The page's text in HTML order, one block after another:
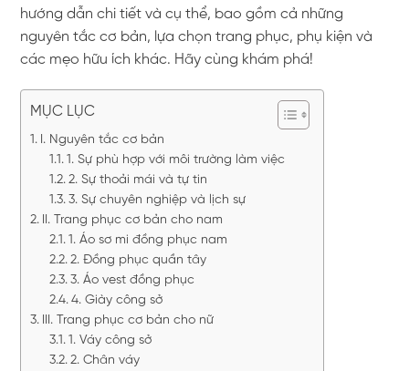
hướng dẫn chi tiết và cụ thể, bao gồm cả những
nguyên tắc cơ bản, lựa chọn trang phục, phụ kiện và
các mẹo hữu ích khác. Hãy cùng khám phá!
MỤC LỤC
I. Nguyên tắc cơ bản
1. Sự phù hợp với môi trường làm việc
2. Sự thoải mái và tự tin
3. Sự chuyên nghiệp và lịch sự
II. Trang phục cơ bản cho nam
1. Áo sơ mi đồng phục nam
2. Đồng phục quần tây
3. Áo vest đồng phục
4. Giày công sở
III. Trang phục cơ bản cho nữ
1. Váy công sở
2. Chân váy